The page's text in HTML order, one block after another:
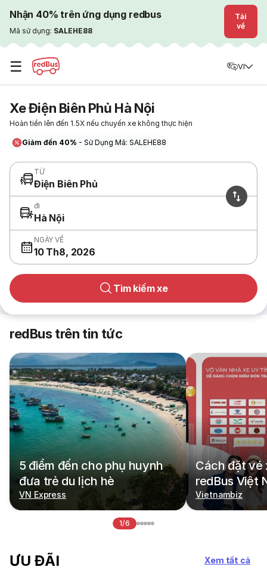
Nhận 40% trên ứng dụng redbus
Mã sử dụng: SALEHE88
Tải
về
☰ VI
Xe Điện Biên Phủ Hà Nội
Hoàn tiền lên đến 1.5X nếu chuyến xe không thực hiện
Giảm đến 40% - Sử Dụng Mã: SALEHE88
TỪ
Điện Biên Phủ
đi
Hà Nội
NGÀY VỀ
10 Th8, 2026
Tìm kiếm xe
redBus trên tin tức
5 điểm đến cho phụ huynh
đưa trẻ du lịch hè
VN Express
Cách đặt vé
redBus Việt
Vietnambiz
1/6
ƯU ĐÃI Xem tất cả